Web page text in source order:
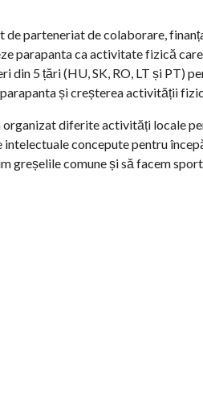
de parteneriat de colaborare,
parapanta ca activitate fizică
din 5 țări (HU, SK, RO, LT și PT)
și creșterea activității
organizat diferite activități locale
intelectuale concepute pentru
greșelile comune și să facem